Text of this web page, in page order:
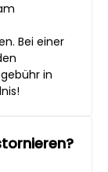
Bei einer
in